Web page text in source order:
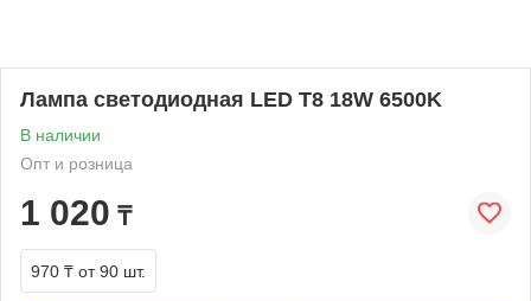
Лампа светодиодная LED T8 18W 6500K
В наличии
Опт и розница
1 020 ₸
970 ₸ от 90 шт.